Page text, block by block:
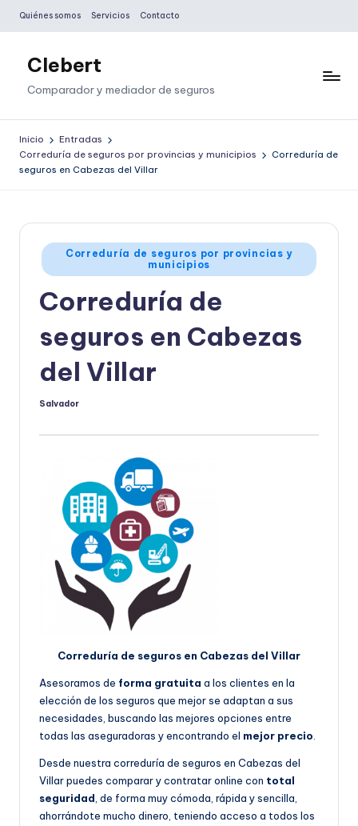
Saltar
contenido
Quiénes somos Servicios Contacto
Clebert
Comparador y mediador de seguros
Inicio
Entradas
Correduría de seguros por provincias y municipios
Correduría de
seguros en Cabezas del Villar
Publicado
en
Correduría de seguros por provincias y
municipios
Correduría de
seguros en Cabezas
del Villar
Publicado
Salvador
Correduría de seguros en Cabezas del Villar
Asesoramos de forma gratuita a los clientes en la
elección de los seguros que mejor se adaptan a sus
necesidades, buscando las mejores opciones entre
todas las aseguradoras y encontrando el mejor precio.
Desde nuestra correduría de seguros en Cabezas del
Villar puedes comparar y contratar online con total
seguridad, de forma muy cómoda, rápida y sencilla,
ahorrándote mucho dinero, teniendo acceso a todos los